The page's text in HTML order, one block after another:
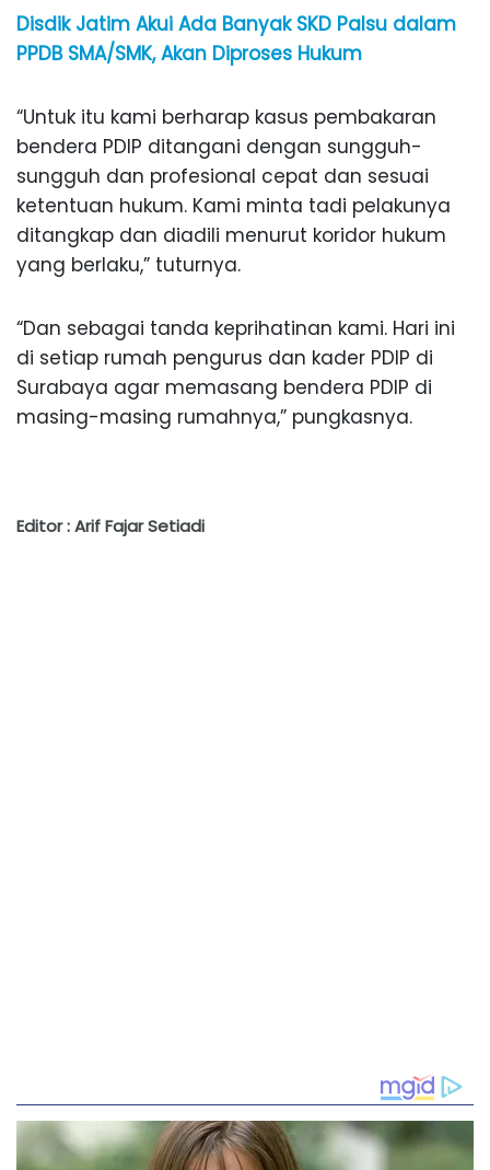
Disdik Jatim Akui Ada Banyak SKD Palsu dalam
PPDB SMA/SMK, Akan Diproses Hukum
“Untuk itu kami berharap kasus pembakaran
bendera PDIP ditangani dengan sungguh-
sungguh dan profesional cepat dan sesuai
ketentuan hukum. Kami minta tadi pelakunya
ditangkap dan diadili menurut koridor hukum
yang berlaku,” tuturnya.
“Dan sebagai tanda keprihatinan kami. Hari ini
di setiap rumah pengurus dan kader PDIP di
Surabaya agar memasang bendera PDIP di
masing-masing rumahnya,” pungkasnya.
Editor : Arif Fajar Setiadi